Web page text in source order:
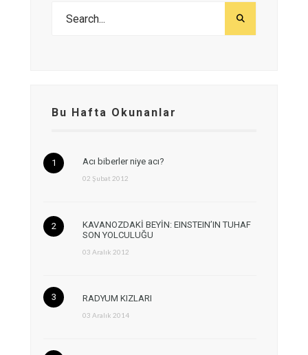
Bu Hafta Okunanlar
Acı biberler niye acı?
02 Şubat 2012
KAVANOZDAKİ BEYİN: EINSTEIN’IN TUHAF
SON YOLCULUĞU
03 Aralık 2012
RADYUM KIZLARI
03 Aralık 2014